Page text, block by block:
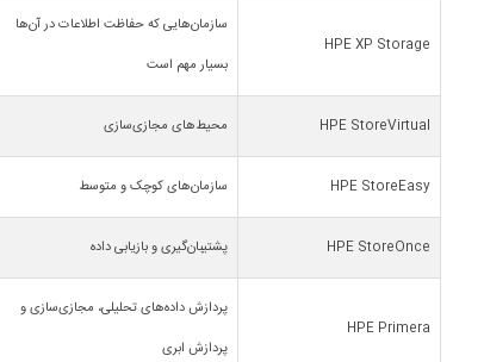
HPE XP Storage
سازمان‌هایی که حفاظت اطلاعات در آن‌ها
بسیار مهم است
HPE StoreVirtual محیط‌های مجازی‌سازی
HPE StoreEasy سازمان‌های کوچک و متوسط
HPE StoreOnce پشتیبان‌گیری و بازیابی داده
HPE Primera
پردازش داده‌های تحلیلی، مجازی‌سازی و
پردازش ابری